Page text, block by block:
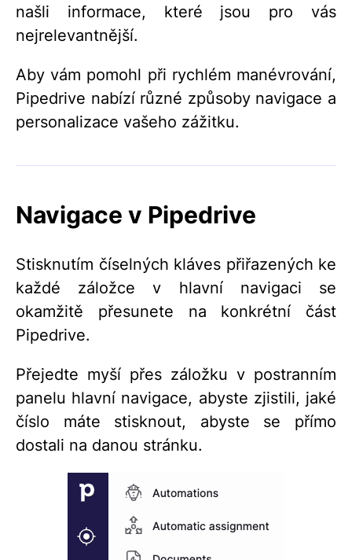
našli informace, které jsou pro vás
nejrelevantnější.
Aby vám pomohl při rychlém manévrování,
Pipedrive nabízí různé způsoby navigace a
personalizace vašeho zážitku.
Navigace v Pipedrive
Stisknutím číselných kláves přiřazených ke
každé záložce v hlavní navigaci se
okamžitě přesunete na konkrétní část
Pipedrive.
Přejedte myší přes záložku v postranním
panelu hlavní navigace, abyste zjistili, jaké
číslo máte stisknout, abyste se přímo
dostali na danou stránku.